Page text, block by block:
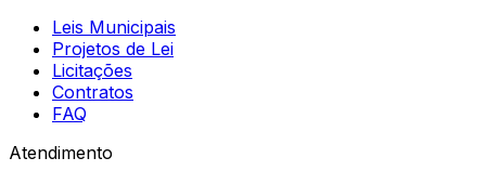
Leis Municipais
Projetos de Lei
Licitações
Contratos
FAQ
Atendimento